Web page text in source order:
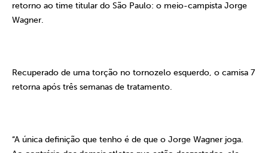
retorno ao time titular do São Paulo: o meio-campista Jorge
Wagner.
Recuperado de uma torção no tornozelo esquerdo, o camisa 7
retorna após três semanas de tratamento.
“A única definição que tenho é de que o Jorge Wagner joga.